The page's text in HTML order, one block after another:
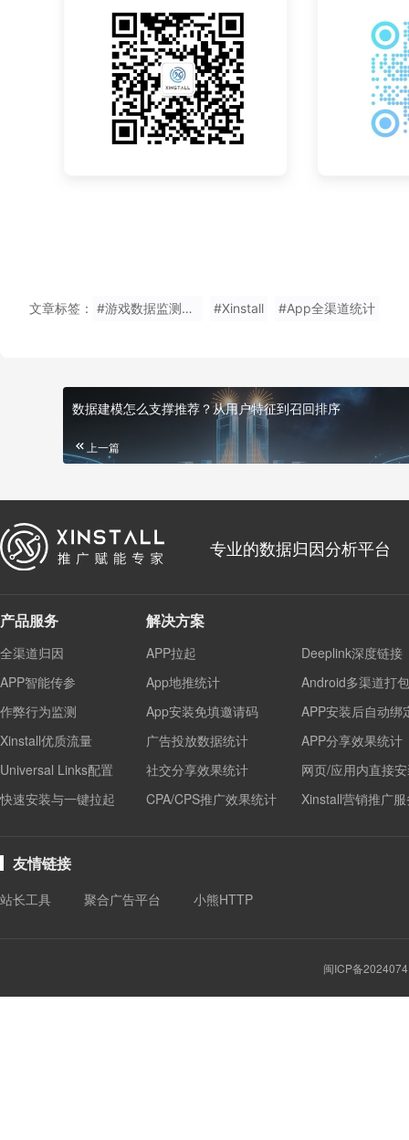
文章标签： #游戏数据监测网站 #Xinstall #App全渠道统计
数据建模怎么支撑推荐？从用户特征到召回排序
上一篇
专业的数据归因分析平台
产品服务
全渠道归因
APP智能传参
作弊行为监测
Xinstall优质流量
Universal Links配置
快速安装与一键拉起
解决方案
APP拉起
Deeplink深度链接
App地推统计
Android多渠道打包
App安装免填邀请码
APP安装后自动绑
广告投放数据统计
APP分享效果统计
社交分享效果统计
网页/应用内直接
CPA/CPS推广效果统计
Xinstall营销推广
友情链接
站长工具 聚合广告平台 小熊HTTP
闽ICP备